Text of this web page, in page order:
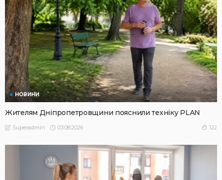
НОВИНИ
Жителям Дніпропетровщини пояснили техніку PLAN
Superadmin 03.08.2026 122